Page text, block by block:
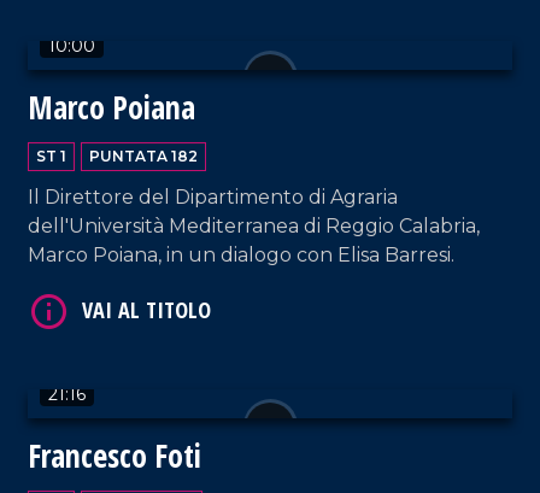
10:00
Marco Poiana
ST 1 PUNTATA 182
Il Direttore del Dipartimento di Agraria
dell'Università Mediterranea di Reggio Calabria,
Marco Poiana, in un dialogo con Elisa Barresi.
21:16
Francesco Foti
VAI AL TITOLO
VAI AL TITOLO